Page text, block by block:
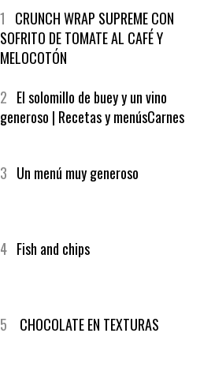
1CRUNCH WRAP SUPREME CON
SOFRITO DE TOMATE AL CAFÉ Y
MELOCOTÓN
2El solomillo de buey y un vino